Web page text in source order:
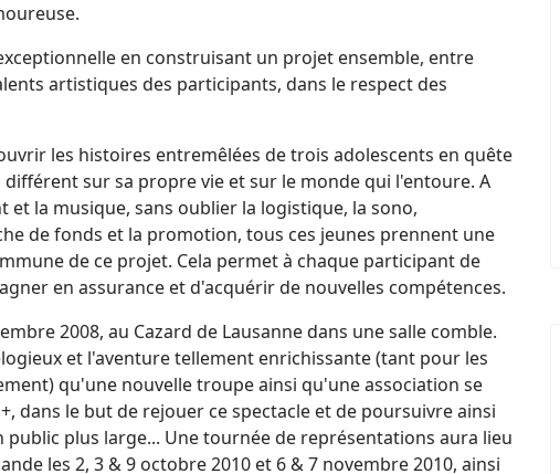
en construisant un projet ensemble, entre
artistiques des participants, dans le respect des
les histoires entremêlées de trois adolescents en quête
sur sa propre vie et sur le monde qui l'entoure. A
et la musique, sans oublier la logistique, la sono,
de fonds et la promotion, tous ces jeunes prennent une
de ce projet. Cela permet à chaque participant de
en assurance et d'acquérir de nouvelles compétences.
2008, au Cazard de Lausanne dans une salle comble.
et l'aventure tellement enrichissante (tant pour les
qu'une nouvelle troupe ainsi qu'une association se
dans le but de rejouer ce spectacle et de poursuivre ainsi
plus large... Une tournée de représentations aura lieu
les 2, 3 & 9 octobre 2010 et 6 & 7 novembre 2010, ainsi